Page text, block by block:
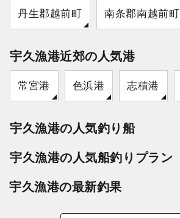
丹生郡越前町 南条郡南越前町
宇久漁港近郊の人気港
常宮港 色浜港 志積港
宇久漁港の人気釣り船
宇久漁港の人気船釣りプラン
宇久漁港の最新釣果